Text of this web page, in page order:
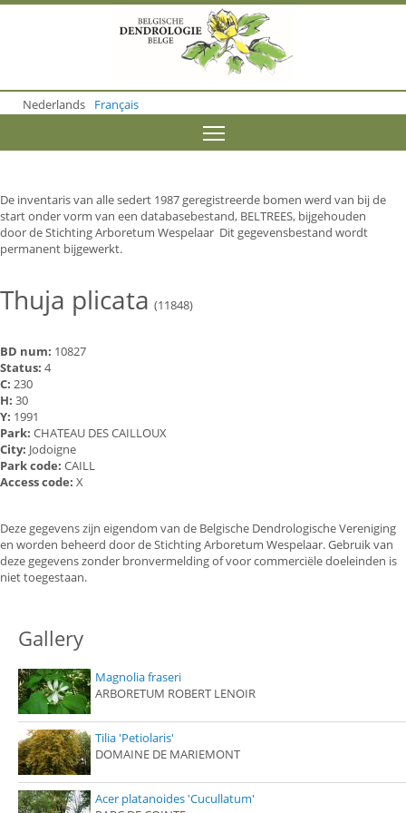
o
m
o
n
t
e
n
Nederlands Français
De inventaris van alle sedert 1987 geregistreerde bomen werd van bij de
start onder vorm van een databasebestand, BELTREES, bijgehouden
door de Stichting Arboretum Wespelaar Dit gegevensbestand wordt
permanent bijgewerkt.
Thuja plicata (11848)
BD num: 10827
Status: 4
C: 230
H: 30
Y: 1991
Park: CHATEAU DES CAILLOUX
City: Jodoigne
Park code: CAILL
Access code: X
Deze gegevens zijn eigendom van de Belgische Dendrologische Vereniging
en worden beheerd door de Stichting Arboretum Wespelaar. Gebruik van
deze gegevens zonder bronvermelding of voor commerciële doeleinden is
niet toegestaan.
Gallery
Magnolia fraseri
ARBORETUM ROBERT LENOIR
Tilia 'Petiolaris'
DOMAINE DE MARIEMONT
Acer platanoides 'Cucullatum'